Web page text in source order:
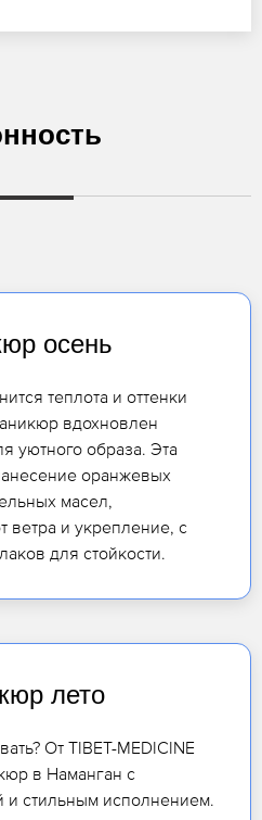
осень
теплота и оттенки
вдохновлен
уютного образа. Эта
оранжевых
масел,
ветра и укрепление, с
для стойкости.
лето
От TIBET-MEDICINE
в Наманган с
и стильным исполнением.